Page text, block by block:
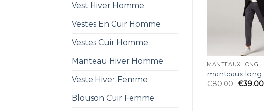
Vest Hiver Homme
Vestes En Cuir Homme
Vestes Cuir Homme
Manteau Hiver Homme
Veste Hiver Femme
Blouson Cuir Femme
MANTEAUX LONG
manteaux long
€80.00 €39.00